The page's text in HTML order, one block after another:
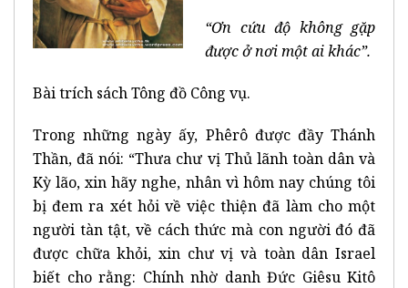
“Ơn cứu độ không gặp
được ở nơi một ai khác”.
Bài trích sách Tông đồ Công vụ.
Trong những ngày ấy, Phêrô được đầy Thánh
Thần, đã nói: “Thưa chư vị Thủ lãnh toàn dân và
Kỳ lão, xin hãy nghe, nhân vì hôm nay chúng tôi
bị đem ra xét hỏi về việc thiện đã làm cho một
người tàn tật, về cách thức mà con người đó đã
được chữa khỏi, xin chư vị và toàn dân Israel
biết cho rằng: Chính nhờ danh Đức Giêsu Kitô